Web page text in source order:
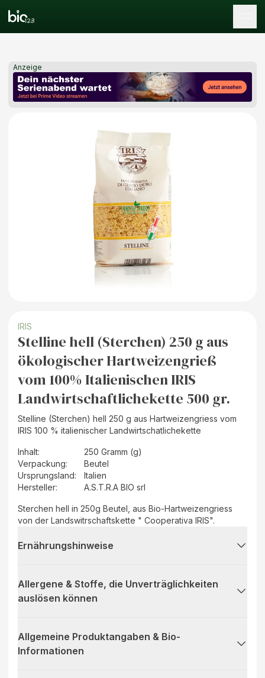
Anzeige
IRIS
Stelline hell (Sterchen) 250 g aus
ökologischer Hartweizengrieß
vom 100% Italienischen IRIS
Landwirtschaftlichekette 500 gr.
Stelline (Sterchen) hell 250 g aus Hartweizengriess vom
IRIS 100 % italienischer Landwirtschatlichekette
Inhalt:
250 Gramm (g)
Verpackung:
Beutel
Ursprungsland:
Italien
Hersteller: A.S.T.R.A BIO srl
Sterchen hell in 250g Beutel, aus Bio-Hartweizengriess
von der Landswitrschaftskette " Cooperativa IRIS".
Ernährungshinweise
Allergene & Stoffe, die Unverträglichkeiten
auslösen können
Allgemeine Produktangaben & Bio-
Informationen